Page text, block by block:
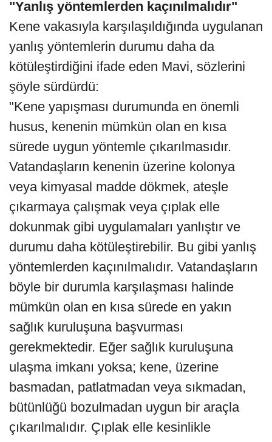
"Yanlış yöntemlerden kaçınılmalıdır"
Kene vakasıyla karşılaşıldığında uygulanan
yanlış yöntemlerin durumu daha da
kötüleştirdiğini ifade eden Mavi, sözlerini
şöyle sürdürdü:
"Kene yapışması durumunda en önemli
husus, kenenin mümkün olan en kısa
sürede uygun yöntemle çıkarılmasıdır.
Vatandaşların kenenin üzerine kolonya
veya kimyasal madde dökmek, ateşle
çıkarmaya çalışmak veya çıplak elle
dokunmak gibi uygulamaları yanlıştır ve
durumu daha kötüleştirebilir. Bu gibi yanlış
yöntemlerden kaçınılmalıdır. Vatandaşların
böyle bir durumla karşılaşması halinde
mümkün olan en kısa sürede en yakın
sağlık kuruluşuna başvurması
gerekmektedir. Eğer sağlık kuruluşuna
ulaşma imkanı yoksa; kene, üzerine
basmadan, patlatmadan veya sıkmadan,
bütünlüğü bozulmadan uygun bir araçla
çıkarılmalıdır. Çıplak elle kesinlikle